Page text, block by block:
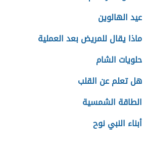
عيد الهالوين
ماذا يقال للمريض بعد العملية
حلويات الشام
هل تعلم عن القلب
الطاقة الشمسية
أبناء النبي نوح